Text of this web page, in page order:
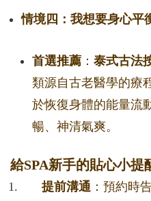
情境四：我想要身心平
首選推薦 ： 泰式古法
類源自古老醫學的療
於恢復身體的能量流
暢、神清氣爽。
給SPA新手的貼心小提
提前溝通 ：預約時